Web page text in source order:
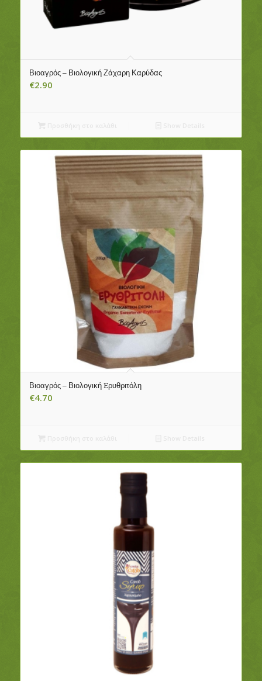
Βιοαγρός – Βιολογική Ζάχαρη Καρύδας
€2.90
Βιοαγρός – Βιολογική Eρυθριτόλη
€4.70